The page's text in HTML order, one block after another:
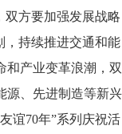
双方要加强发展战略
，持续推进交通和能
和产业变革浪潮，双
源、先进制造等新兴
谊70年”系列庆祝活